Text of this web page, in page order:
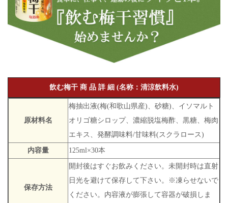
飲む梅干 商 品 詳 細 (名称：清涼飲料水)
原材料名
梅抽出液(梅(和歌山県産)、砂糖)、イソマルト
オリゴ糖シロップ、濃縮脱塩梅酢、黒糖、梅肉
エキス、発酵調味料/甘味料(スクラロース)
内容量 125ml×30本
保存方法
開封後はすぐお飲みください。未開封時は直射
日光を避けて保存して下さい。※凍らせないで
ください。内容液が膨張して容器が破損しま